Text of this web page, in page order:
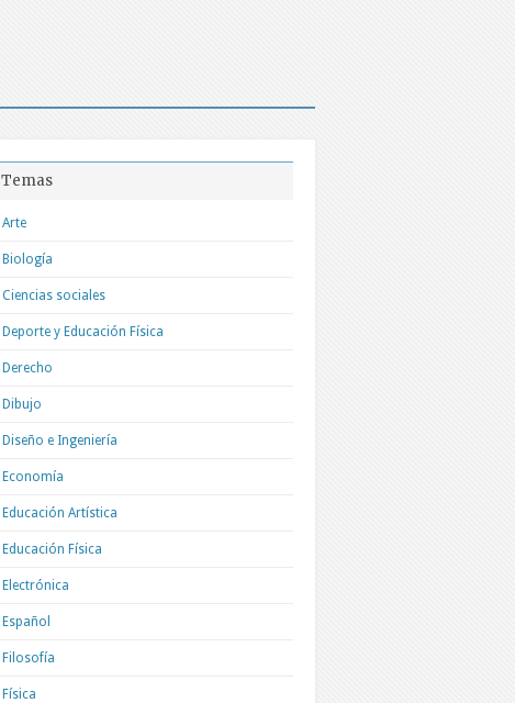
Temas
Arte
Biología
Ciencias sociales
Deporte y Educación Física
Derecho
Dibujo
Diseño e Ingeniería
Economía
Educación Artística
Educación Física
Electrónica
Español
Filosofía
Física